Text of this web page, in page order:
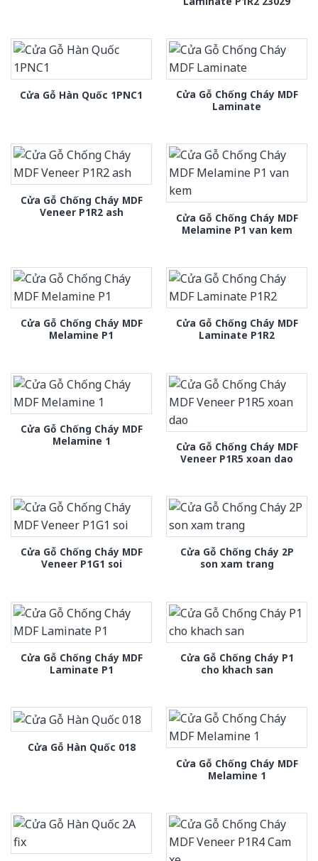
Cửa Gỗ Hàn Quốc 1PNC1
Cửa Gỗ Chống Cháy MDF
Laminate
Cửa Gỗ Chống Cháy MDF
Veneer P1R2 ash
Cửa Gỗ Chống Cháy MDF
Melamine P1 van kem
Cửa Gỗ Chống Cháy MDF
Melamine P1
Cửa Gỗ Chống Cháy MDF
Laminate P1R2
Cửa Gỗ Chống Cháy MDF
Melamine 1
Cửa Gỗ Chống Cháy MDF
Veneer P1R5 xoan dao
Cửa Gỗ Chống Cháy MDF
Veneer P1G1 soi
Cửa Gỗ Chống Cháy 2P
son xam trang
Cửa Gỗ Chống Cháy MDF
Laminate P1
Cửa Gỗ Chống Cháy P1
cho khach san
Cửa Gỗ Hàn Quốc 018
Cửa Gỗ Chống Cháy MDF
Melamine 1